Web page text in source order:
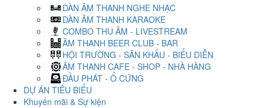
DÀN ÂM THANH NGHE NHẠC
DÀN ÂM THANH KARAOKE
COMBO THU ÂM - LIVESTREAM
ÂM THANH BEER CLUB - BAR
HỘI TRƯỜNG - SÂN KHẤU - BIỂU DIỄN
ÂM THANH CAFE - SHOP - NHÀ HÀNG
ĐẦU PHÁT - Ổ CỨNG
DỰ ÁN TIÊU BIỂU
Khuyến mãi & Sự kiện